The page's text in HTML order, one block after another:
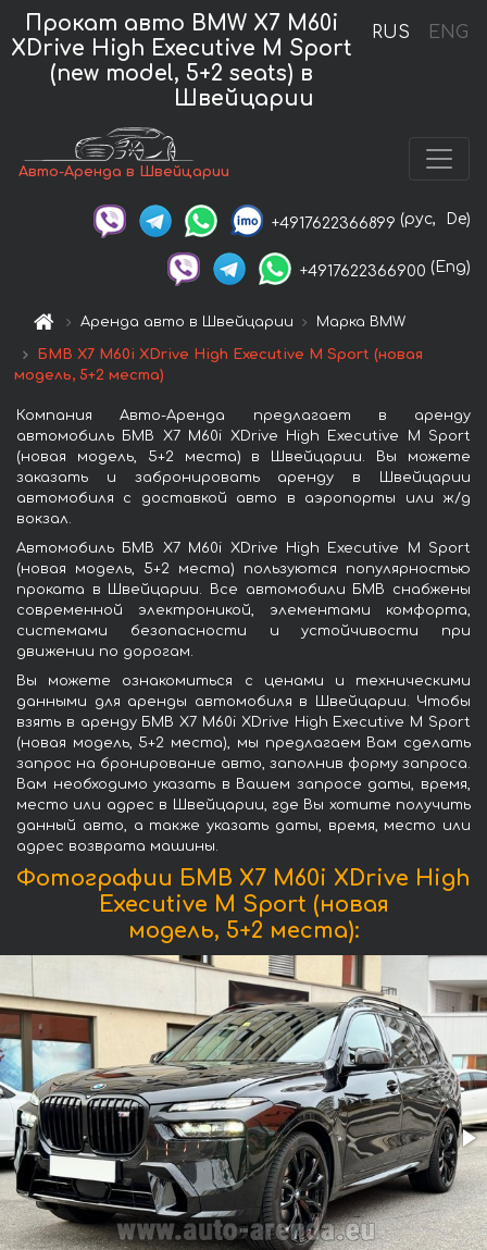
RUS ENG
Прокат авто BMW X7 M60i
XDrive High Executive M Sport
(new model, 5+2 seats) в
Швейцарии
Авто-Аренда в Швейцарии
+4917622366899 (рус, De)
+4917622366900 (Eng)
Аренда авто в Швейцарии Марка BMW
БМВ X7 M60i XDrive High Executive M Sport (новая
модель, 5+2 места)
Компания Авто-Аренда предлагает в аренду
автомобиль БМВ X7 M60i XDrive High Executive M Sport
(новая модель, 5+2 места) в Швейцарии. Вы можете
заказать и забронировать аренду в Швейцарии
автомобиля с доставкой авто в аэропорты или ж/д
вокзал.
Автомобиль БМВ X7 M60i XDrive High Executive M Sport
(новая модель, 5+2 места) пользуются популярностью
проката в Швейцарии. Все автомобили БМВ снабжены
современной электроникой, элементами комфорта,
системами безопасности и устойчивости при
движении по дорогам.
Вы можете ознакомиться с ценами и техническими
данными для аренды автомобиля в Швейцарии. Чтобы
взять в аренду БМВ X7 M60i XDrive High Executive M Sport
(новая модель, 5+2 места), мы предлагаем Вам сделать
запрос на бронирование авто, заполнив форму запроса.
Вам необходимо указать в Вашем запросе даты, время,
место или адрес в Швейцарии, где Вы хотите получить
данный авто, а также указать даты, время, место или
адрес возврата машины.
Фотографии БМВ X7 M60i XDrive High
Executive M Sport (новая
модель, 5+2 места):